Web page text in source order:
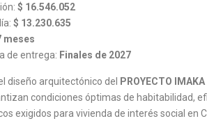
$ 16.546.052
$ 13.230.635
meses
de entrega: Finales de 2027
diseño arquitectónico del PROYECTO
condiciones óptimas de habitabilidad,
exigidos para vivienda de interés social en